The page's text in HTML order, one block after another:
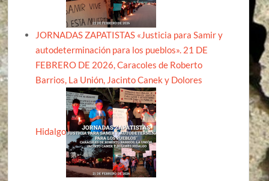
JORNADAS ZAPATISTAS «Justicia para Samir y
autodeterminación para los pueblos». 21 DE
FEBRERO DE 2026, Caracoles de Roberto
Barrios, La Unión, Jacinto Canek y Dolores
Hidalgo